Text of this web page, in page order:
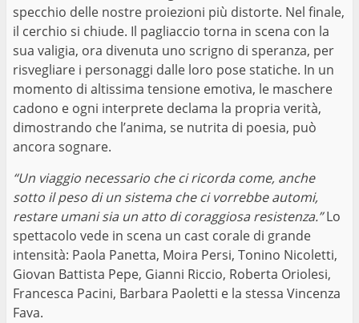
specchio delle nostre proiezioni più distorte. Nel finale,
il cerchio si chiude. Il pagliaccio torna in scena con la
sua valigia, ora divenuta uno scrigno di speranza, per
risvegliare i personaggi dalle loro pose statiche. In un
momento di altissima tensione emotiva, le maschere
cadono e ogni interprete declama la propria verità,
dimostrando che l’anima, se nutrita di poesia, può
ancora sognare.
“Un viaggio necessario che ci ricorda come, anche
sotto il peso di un sistema che ci vorrebbe automi,
restare umani sia un atto di coraggiosa resistenza.”Lo
spettacolo vede in scena un cast corale di grande
intensità: Paola Panetta, Moira Persi, Tonino Nicoletti,
Giovan Battista Pepe, Gianni Riccio, Roberta Oriolesi,
Francesca Pacini, Barbara Paoletti e la stessa Vincenza
Fava.